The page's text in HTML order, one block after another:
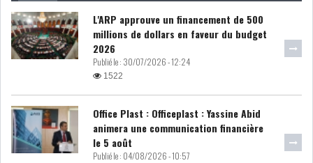
ENNAKL LÈVE 60 MD SUR LE
FINANCE
L'ARP approuve un financement de 500
millions de dollars en faveur du budget
2026
Publié le : 30/07/2026 - 12:24
1522
Office Plast : Officeplast : Yassine Abid
animera une communication financière
le 5 août
Publié le : 04/08/2026 - 10:57